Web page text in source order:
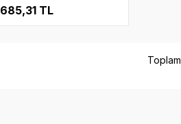
685,31 TL
Toplam